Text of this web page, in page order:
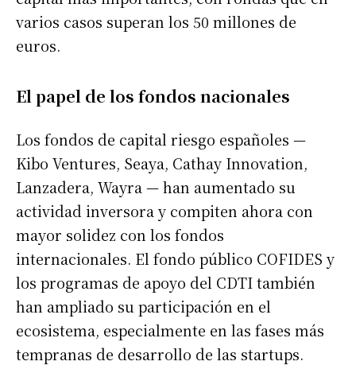
varios casos superan los 50 millones de
euros.
El papel de los fondos nacionales
Los fondos de capital riesgo españoles —
Kibo Ventures, Seaya, Cathay Innovation,
Lanzadera, Wayra — han aumentado su
actividad inversora y compiten ahora con
mayor solidez con los fondos
internacionales. El fondo público COFIDES y
los programas de apoyo del CDTI también
han ampliado su participación en el
ecosistema, especialmente en las fases más
tempranas de desarrollo de las startups.